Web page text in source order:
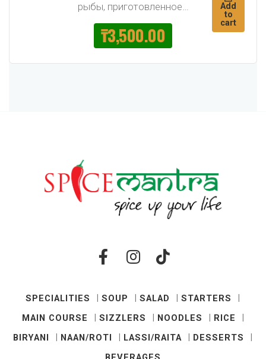
рыбы, приготовленное…
₸3,500.00
Add
to
cart
SPECIALITIES SOUP SALAD
STARTERS
MAIN COURSE
SIZZLERS NOODLES
RICE
BIRYANI
NAAN/ROTI LASSI/RAITA
DESSERTS